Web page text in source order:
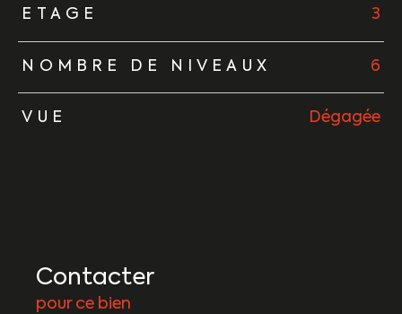
ETAGE 3
NOMBRE DE NIVEAUX 6
VUE Dégagée
Contacter
pour ce bien